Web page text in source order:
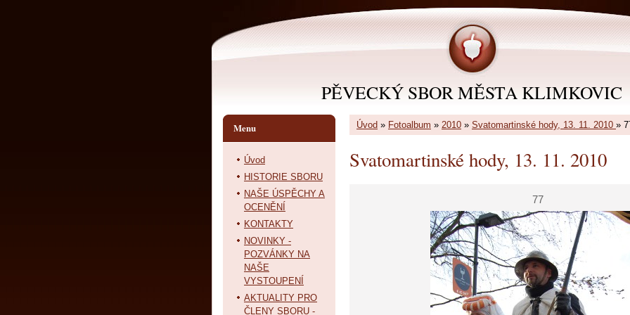
PĚVECKÝ SBOR MĚSTA KLIMKOVIC
Úvod » Fotoalbum » 2010 » Svatomartinské hody, 13. 11. 2010 »
Svatomartinské hody, 13. 11. 2010
77
Menu
Úvod
HISTORIE SBORU
NAŠE ÚSPĚCHY A
OCENĚNÍ
KONTAKTY
NOVINKY -
POZVÁNKY NA
NAŠE
VYSTOUPENÍ
AKTUALITY PRO
ČLENY SBORU -